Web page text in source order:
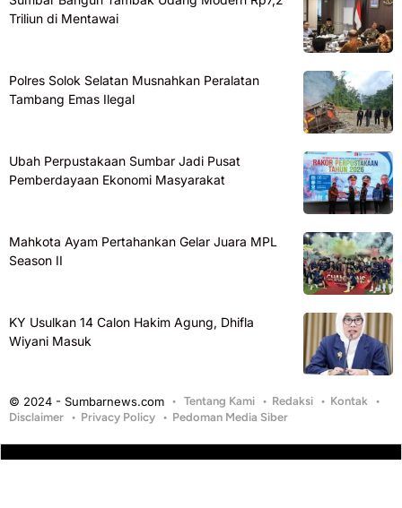
Triliun di Mentawai
Polres Solok Selatan Musnahkan Peralatan
Tambang Emas Ilegal
Ubah Perpustakaan Sumbar Jadi Pusat
Pemberdayaan Ekonomi Masyarakat
Mahkota Ayam Pertahankan Gelar Juara MPL
Season II
KY Usulkan 14 Calon Hakim Agung, Dhifla
Wiyani Masuk
© 2024 - Sumbarnews.com Tentang Kami Redaksi
Kontak
Disclaimer
Privacy Policy Pedoman Media Siber